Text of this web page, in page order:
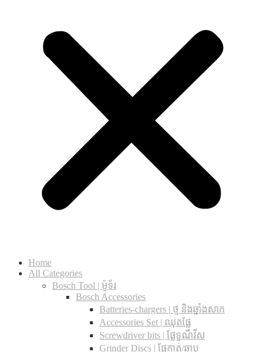
Home
All Categories
Bosch Tool | ម៉ូទ័រ
Bosch Accessories
Batteries-chargers | ថ្ម និងឆ្នាំងសាក
Accessories Set | ឈុតផ្លែ
Screwdriver bits | ផ្លែទួណឺវីស
Grinder Discs |​ ផ្លែកាត់/ឆាប